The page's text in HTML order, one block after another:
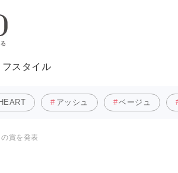
フスタイル
アッシュ ベージュ
賞を発表